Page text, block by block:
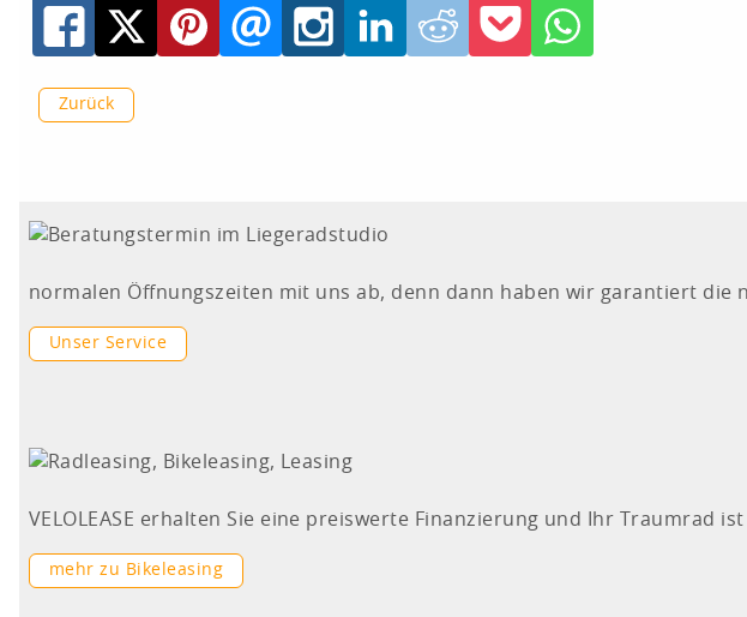
Zurück
normalen Öffnungszeiten mit uns ab, denn dann haben wir garantiert die
Unser Service
VELOLEASE erhalten Sie eine preiswerte Finanzierung und Ihr Traumrad
mehr zu Bikeleasing